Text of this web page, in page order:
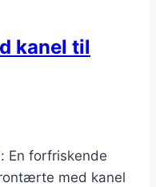
kanel til
En forfriskende
med kanel